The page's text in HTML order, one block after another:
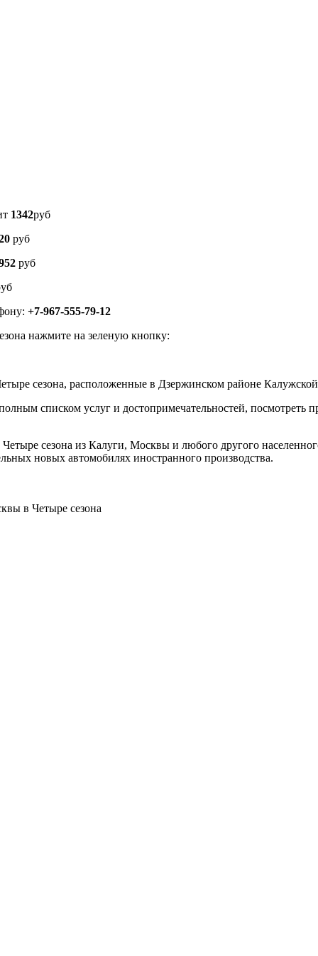
1342руб
руб
руб
+7-967-555-79-12
нажмите на зеленую кнопку:
сезона, расположенные в Дзержинском районе
списком услуг и достопримечательностей,
сезона из Калуги, Москвы и любого другого
новых автомобилях иностранного производства.